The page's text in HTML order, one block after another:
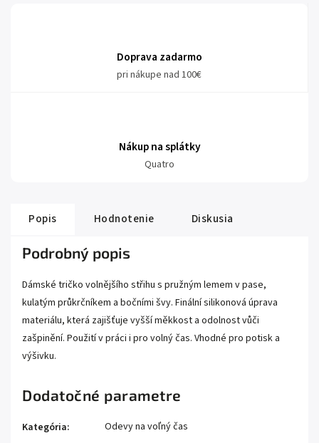
Doprava zadarmo
pri nákupe nad 100€
Nákup na splátky
Quatro
Popis Hodnotenie Diskusia
Podrobný popis
Dámské tričko volnějšího střihu s pružným lemem v pase,
kulatým průkrčníkem a bočními švy. Finální silikonová úprava
materiálu, která zajišťuje vyšší měkkost a odolnost vůči
zašpinění. Použití v práci i pro volný čas. Vhodné pro potisk a
výšivku.
Dodatočné parametre
Kategória:
Odevy na voľný čas